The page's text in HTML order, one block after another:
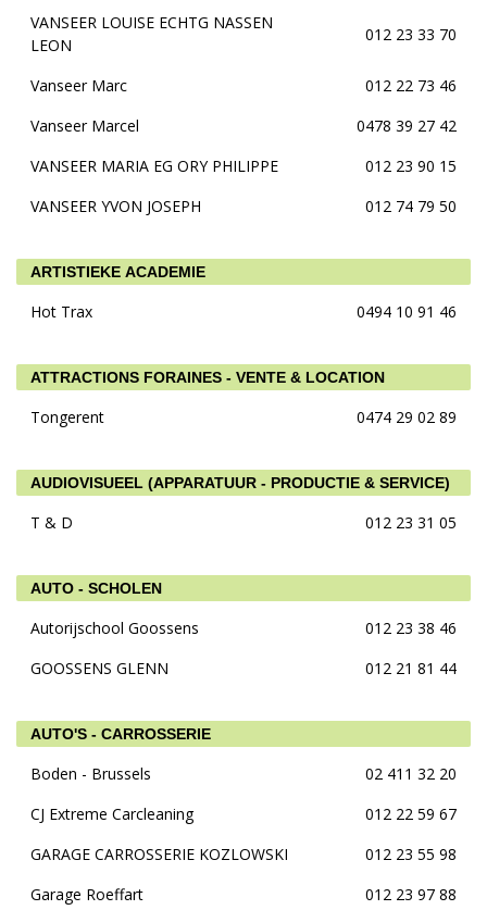
VANSEER LOUISE ECHTG NASSEN
LEON
012 23 33 70
Vanseer Marc
012 22 73 46
Vanseer Marcel
0478 39 27 42
VANSEER MARIA EG ORY PHILIPPE
012 23 90 15
VANSEER YVON JOSEPH
012 74 79 50
ARTISTIEKE ACADEMIE
Hot Trax 0494 10 91 46
ATTRACTIONS FORAINES - VENTE & LOCATION
Tongerent 0474 29 02 89
AUDIOVISUEEL (APPARATUUR - PRODUCTIE & SERVICE)
T & D 012 23 31 05
AUTO - SCHOLEN
Autorijschool Goossens
012 23 38 46
GOOSSENS GLENN
012 21 81 44
AUTO'S - CARROSSERIE
Boden - Brussels
02 411 32 20
CJ Extreme Carcleaning
012 22 59 67
GARAGE CARROSSERIE KOZLOWSKI
012 23 55 98
Garage Roeffart
012 23 97 88